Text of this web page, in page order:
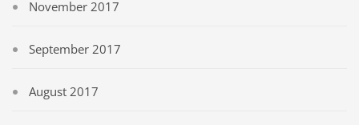
November 2017
September 2017
August 2017